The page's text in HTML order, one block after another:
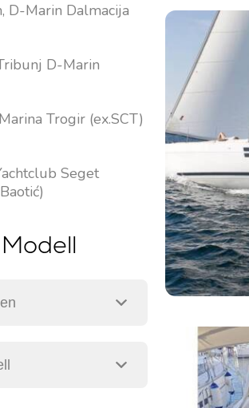
D-Marin Dalmacija
D-Marin
Trogir (ex.SCT)
Seget
Segelbåtar
Motor Katamaraner